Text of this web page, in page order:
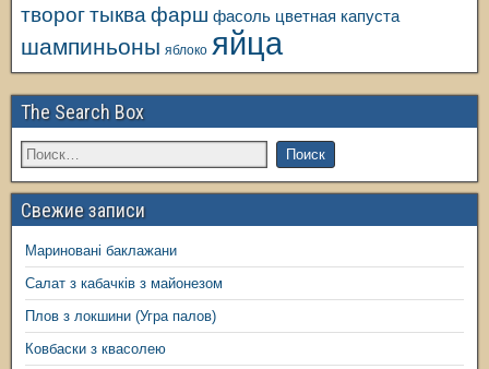
творогтыква фарш фасоль цветная капуста
шампиньоны яблоко яйца
The Search Box
Свежие записи
Мариновані баклажани
Салат з кабачків з майонезом
Плов з локшини (Угра палов)
Ковбаски з квасолею